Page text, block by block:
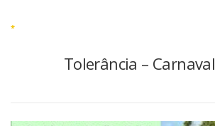
*
Tolerância –